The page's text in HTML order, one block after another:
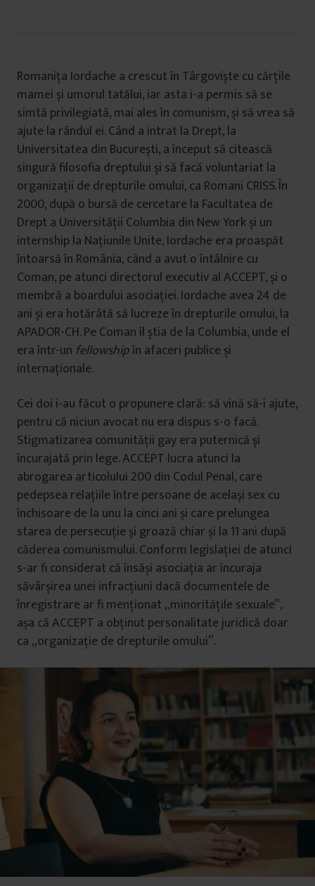
Romanița Iordache a crescut în Târgoviște cu cărțile
mamei și umorul tatălui, iar asta i-a permis să se
simtă privilegiată, mai ales în comunism, și să vrea să
ajute la rândul ei. Când a intrat la Drept, la
Universitatea din București, a început să citească
singură filosofia dreptului și să facă voluntariat la
organizații de drepturile omului, ca Romani CRISS. În
2000, după o bursă de cercetare la Facultatea de
Drept a Universității Columbia din New York și un
internship la Națiunile Unite, Iordache era proaspăt
întoarsă în România, când a avut o întâlnire cu
Coman, pe atunci directorul executiv al ACCEPT, și o
membră a boardului asociației. Iordache avea 24 de
ani și era hotărâtă să lucreze în drepturile omului, la
APADOR-CH. Pe Coman îl știa de la Columbia, unde el
era într-un fellowshipîn afaceri publice și
internaționale.
Cei doi i-au făcut o propunere clară: să vină să-i ajute,
pentru că niciun avocat nu era dispus s-o facă.
Stigmatizarea comunității gay era puternică și
încurajată prin lege. ACCEPT lucra atunci la
abrogarea articolului 200 din Codul Penal, care
pedepsea relațiile între persoane de același sex cu
închisoare de la unu la cinci ani și care prelungea
starea de persecuție și groază chiar și la 11 ani după
căderea comunismului. Conform legislației de atunci
s-ar fi considerat că însăși asociația ar încuraja
săvârșirea unei infracțiuni dacă documentele de
înregistrare ar fi menționat „minoritățile sexuale”,
așa că ACCEPT a obținut personalitate juridică doar
ca „organizație de drepturile omului”.